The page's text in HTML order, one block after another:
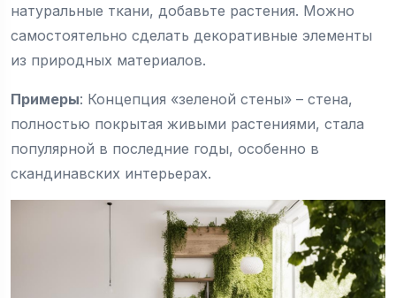
натуральные ткани, добавьте растения. Можно
самостоятельно сделать декоративные элементы
из природных материалов.
Примеры: Концепция «зеленой стены» – стена,
полностью покрытая живыми растениями, стала
популярной в последние годы, особенно в
скандинавских интерьерах.